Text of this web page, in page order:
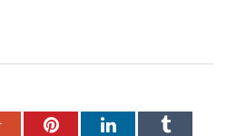
Google+PinterestLinkedInTumblr